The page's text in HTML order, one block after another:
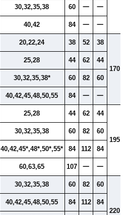
30,32,35,38 60 一 一
40,42 84 一 一
20,22,24 38 52 38
170
25,28 44 62 44
30,32,35,38* 60 82 60
40,42,45,48,50,55 84 一 一
25,28 44 62 44
195
30,32,35,38 60 82 60
40,42,45*,48*,50*,55* 84 112 84
60,63,65 107 一 一
30,32,35,38 60 82 60
220
40,42,45,48,50,55 84 112 84